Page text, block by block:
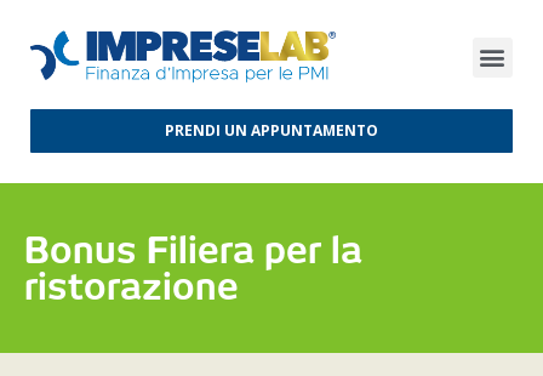
PRENDI UN APPUNTAMENTO
Bonus Filiera per la
ristorazione